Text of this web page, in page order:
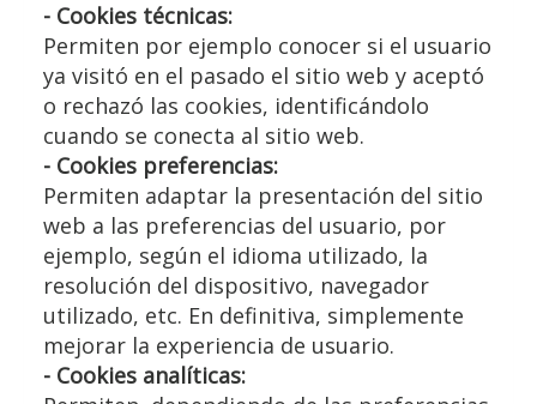
- Cookies técnicas:
Permiten por ejemplo conocer si el usuario
ya visitó en el pasado el sitio web y aceptó
o rechazó las cookies, identificándolo
cuando se conecta al sitio web.
- Cookies preferencias:
Permiten adaptar la presentación del sitio
web a las preferencias del usuario, por
ejemplo, según el idioma utilizado, la
resolución del dispositivo, navegador
utilizado, etc. En definitiva, simplemente
mejorar la experiencia de usuario.
- Cookies analíticas: